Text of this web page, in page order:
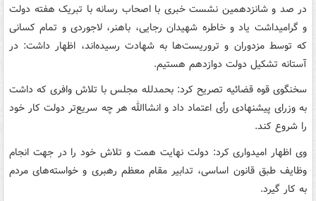
در صد و شانزدهمین نشست خبری با اصحاب رسانه با تبریک هفته دولت
و گرامیداشت یاد و خاطره شهیدان رجایی، باهنر، لاجوردی و تمام کسانی
که توسط مزدوران و تروریست‌ها به شهادت رسیده‌اند، اظهار داشت: در
آستانه تشکیل دولت دوازدهم هستیم.
سخنگوی قوه قضائیه تصریح کرد: بحمدلله مجلس با تلاش وافری که داشت
به وزرای پیشنهادی رأی اعتماد داد و انشاالله هر چه سریع‌تر دولت کار خود
را شروع کند.
وی اظهار امیدواری کرد: دولت نهایت همت و تلاش خود را در جهت انجام
وظایف طبق قانون اساسی، تدابیر مقام معظم رهبری و خواسته‌های مردم
به کار گیرد.